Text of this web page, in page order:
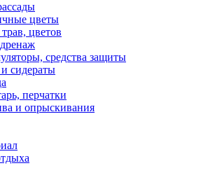
цветы
цветов
средства защиты
сидераты
перчатки
и опрыскивания